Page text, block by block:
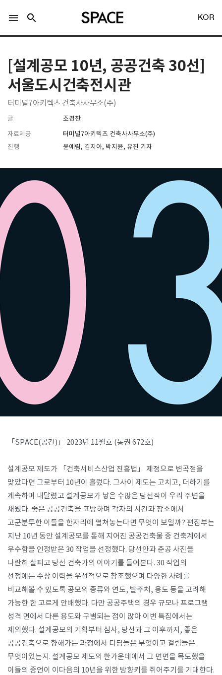
Facebook 로그인
menu search KOR
[설계공모 10년, 공공건축 30선]
서울도시건축전시관
터미널7아키텍츠 건축사사무소(주)
글 조경찬
자료제공
터미널7아키텍츠 건축사사무소(주)
진행
윤예림, 김지아, 박지윤, 유진 기자
「SPACE(공간)」 2023년 11월호 (통권 672호)
​설계공모 제도가 「건축서비스산업 진흥법」 제정으로 변곡점을
맞았다면 그로부터 10년이 흘렀다. 그사이 제도는 고치고, 더하기를
계속하며 내달렸고 설계공모가 낳은 수많은 당선작이 우리 주변을
채웠다. 좋은 공공건축을 표방하며 각자의 시간과 장소에서
고군분투한 이들을 한자리에 펼쳐놓는다면 무엇이 보일까? 편집부는
지난 10년 동안 설계공모를 통해 지어진 공공건축물 중 건축계에서
우수함을 인정받은 30 작업을 선정했다. 당선안과 준공 사진을
나란히 살피고 당선 건축가의 이야기를 들어본다. 30 작업의
선정에는 수상 이력을 우선적으로 참조했으며 다양한 사례를
비교해볼 수 있도록 공모의 종류와 연도, 발주처, 용도 등을 고려해
가능한 한 고르게 안배했다. 다만 공공주택의 경우 규모나 프로그램
성격 면에서 다른 용도와 구별되는 점이 많아 이번 특집에서는
제외했다. 설계공모의 기획부터 심사, 당선과 그 이후까지, 좋은
공공건축으로 향해가는 과정에서 디딤돌은 무엇이고 걸림돌은
무엇이었는지. 설계공모 제도의 한가운데에서 그 면면을 목도했을
이들의 증언이 이다음의 10년을 위한 방향키를 쥐어주기를 기대한다.